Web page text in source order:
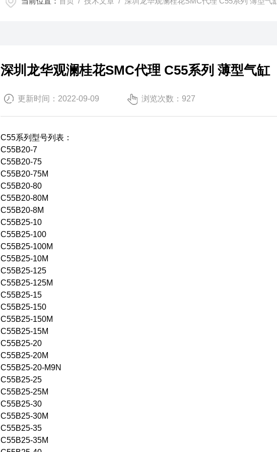
深圳龙华观澜桂花SMC代理 C55系列 薄型气缸
更新时间：2022-09-09 浏览次数：927
C55系列型号列表：
C55B20-7
C55B20-75
C55B20-75M
C55B20-80
C55B20-80M
C55B20-8M
C55B25-10
C55B25-100
C55B25-100M
C55B25-10M
C55B25-125
C55B25-125M
C55B25-15
C55B25-150
C55B25-150M
C55B25-15M
C55B25-20
C55B25-20M
C55B25-20-M9N
C55B25-25
C55B25-25M
C55B25-30
C55B25-30M
C55B25-35
C55B25-35M